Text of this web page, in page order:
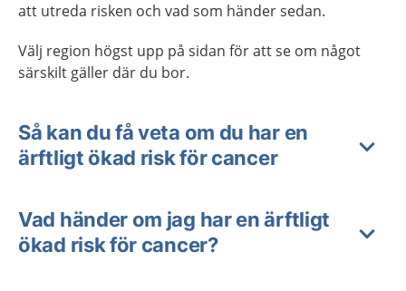
att utreda risken och vad som händer sedan.
Välj region högst upp på sidan för att se om något
särskilt gäller där du bor.
Så kan du få veta om du har en
ärftligt ökad risk för cancer
Vad händer om jag har en ärftligt
ökad risk för cancer?